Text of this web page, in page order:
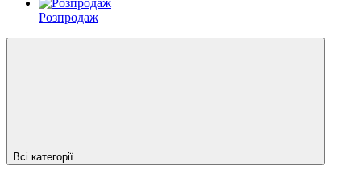
Розпродаж
Всі категорії